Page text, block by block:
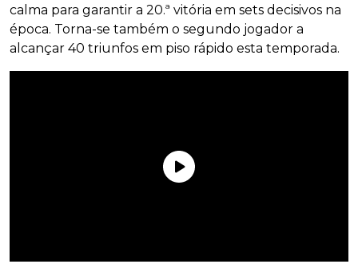
calma para garantir a 20.ª vitória em sets decisivos na
época. Torna-se também o segundo jogador a
alcançar 40 triunfos em piso rápido esta temporada.